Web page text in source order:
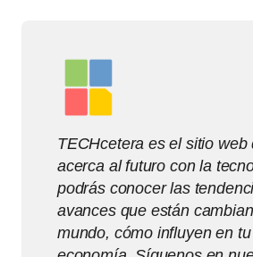
TECHcetera es el sitio web
acerca al futuro con la
podrás conocer las
avances que están
mundo, cómo influyen en